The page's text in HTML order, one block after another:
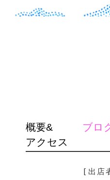
SKIP
TO
CONTENT
概要&
アクセス
ブロ
[出店